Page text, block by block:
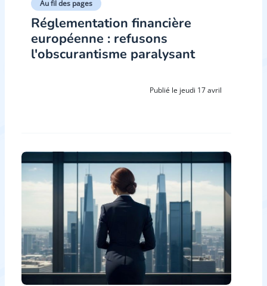
Au fil des pages
Réglementation financière
européenne : refusons
l'obscurantisme paralysant
Publié le jeudi 17 avril